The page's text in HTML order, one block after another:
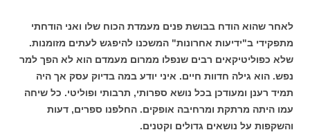
לאחר שהוא הודח בבושת פנים מעמדת הכוח שלו ואני הודחתי
מתפקידי ב"ידיעות אחרונות" המשכנו להיפגש לעתים מזומנות.
שלא כפוליטיקאים רבים שנפלו ממרום מעמדם הוא לא הפך למר
נפש. הוא גילה חדוות חיים. איני יודע במה בדיוק עסק אך היה
תמיד רענן ומעודכן בכל נושא ספרותי, תרבותי ופוליטי. כל שיחה
עמו היתה מרתקת ומרחיבה אופקים. החלפנו ספרים, דעות
והשקפות על נושאים גדולים וקטנים.